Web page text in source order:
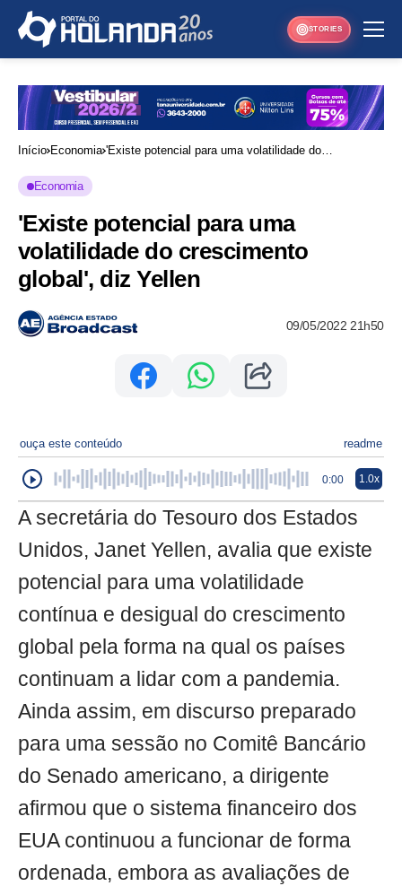
STORIES
Início Economia 'Existe potencial para uma volatilidade do
Economia
'Existe potencial para uma
volatilidade do crescimento
global', diz Yellen
09/05/2022 21h50
ouça este conteúdo readme
0:00 1.0x
A secretária do Tesouro dos Estados
Unidos, Janet Yellen, avalia que existe
potencial para uma volatilidade
contínua e desigual do crescimento
global pela forma na qual os países
continuam a lidar com a pandemia.
Ainda assim, em discurso preparado
para uma sessão no Comitê Bancário
do Senado americano, a dirigente
afirmou que o sistema financeiro dos
EUA continuou a funcionar de forma
ordenada, embora as avaliações de